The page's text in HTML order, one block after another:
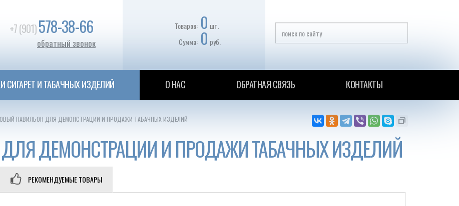
+7 (901)578-38-66
обратный звонок
Товаров: 0 шт.
Сумма: 0 руб.
СИГАРЕТ И ТАБАЧНЫХ ИЗДЕЛИЙ О НАС ОБРАТНАЯ СВЯЗЬ КОНТАКТЫ
ПАВИЛЬОН ДЛЯ ДЕМОНСТРАЦИИ И ПРОДАЖИ ТАБАЧНЫХ ИЗДЕЛИЙ
ДЕМОНСТРАЦИИ И ПРОДАЖИ ТАБАЧНЫХ ИЗДЕЛИЙ
РЕКОМЕНДУЕМЫЕ ТОВАРЫ